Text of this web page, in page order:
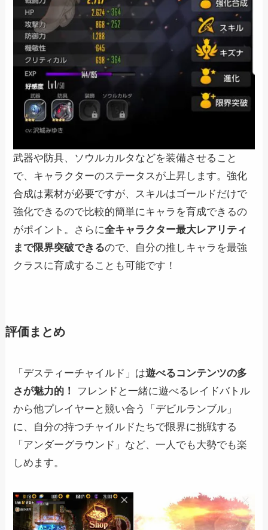
武器や防具、ソウルカルタなどを装備させること
で、キャラクターのステータスが上昇します。強化
合成は素材が必要ですが、スキルはゴールドだけで
強化できるので比較的簡単にキャラを育成できるの
がポイント。さらに全キャラクター最大レアリティ
まで限界突破できるので、自分の推しキャラを最強
クラスに育成することも可能です！
評価まとめ
「デスティーチャイルド」は遊べるコンテンツの多
さが魅力的！
フレンドと一緒に遊べるレイドバトル
から他プレイヤーと競い合う「デビルランブル」
に、自分の持つチャイルドたちで限界に挑戦する
「アンダーグラウンド」など、一人でも大勢でも楽
しめます。